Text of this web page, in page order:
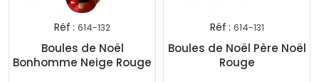
Réf : 614-132
Boules de Noël
Bonhomme Neige Rouge
Réf : 614-131
Boules de Noël Père Noël
Rouge